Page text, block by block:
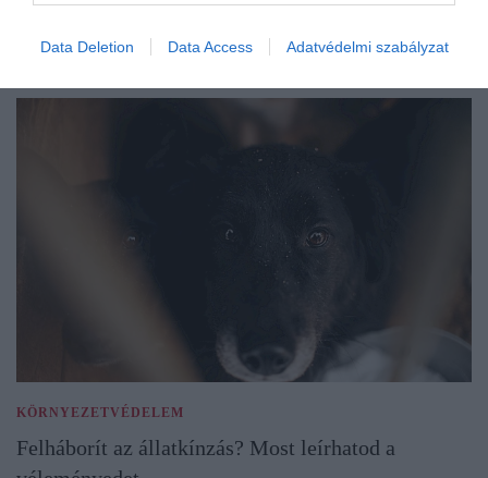
Data Deletion Data Access Adatvédelmi szabályzat
KÖRNYEZETVÉDELEM
Felháborít az állatkínzás? Most leírhatod a